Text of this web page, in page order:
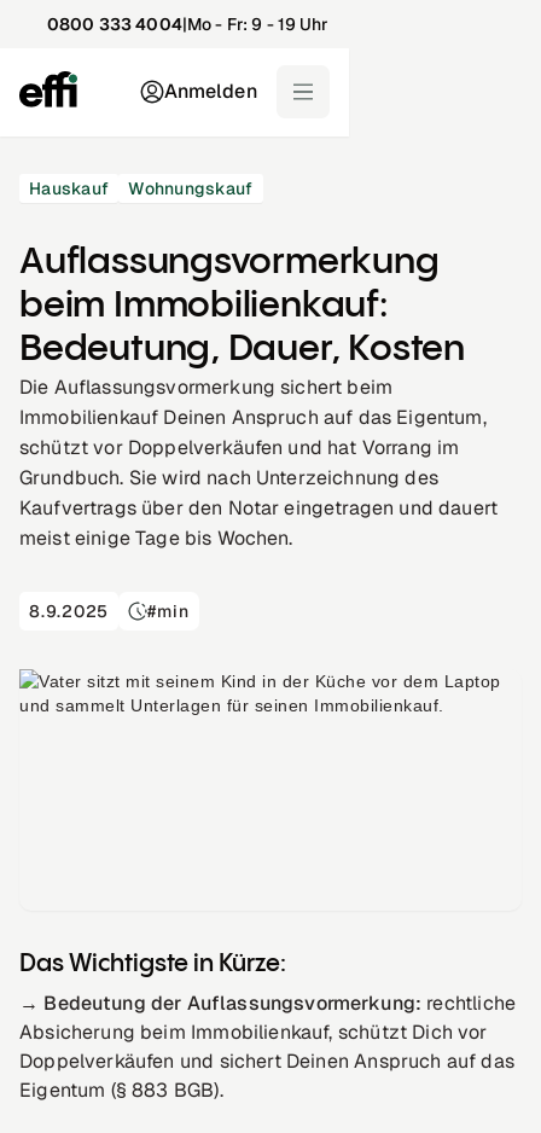
0800 333 4004|Mo - Fr: 9 - 19 Uhr
Anmelden
Hauskauf Wohnungskauf
Auflassungsvormerkung
beim Immobilienkauf:
Bedeutung, Dauer, Kosten
Die Auflassungsvormerkung sichert beim
Immobilienkauf Deinen Anspruch auf das Eigentum,
schützt vor Doppelverkäufen und hat Vorrang im
Grundbuch. Sie wird nach Unterzeichnung des
Kaufvertrags über den Notar eingetragen und dauert
meist einige Tage bis Wochen.
8.9.2025 #min
Das Wichtigste in Kürze:
→ Bedeutung der Auflassungsvormerkung: rechtliche
Absicherung beim Immobilienkauf, schützt Dich vor
Doppelverkäufen und sichert Deinen Anspruch auf das
Eigentum (§ 883 BGB).